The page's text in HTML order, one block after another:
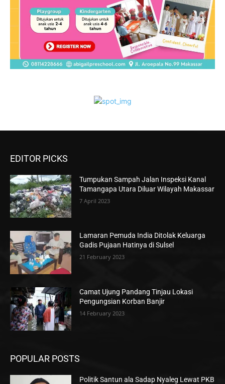
EDITOR PICKS
Tumpukan Sampah Jalan Inspeksi Kanal
Tamangapa Utara Diluar Wilayah Makassar
7 April 2023
Lamaran Pemuda India Ditolak Keluarga
Gadis Pujaan Hatinya di Sulsel
21 February 2023
Camat Ujung Pandang Tinjau Lokasi
Pengungsian Korban Banjir
14 February 2023
POPULAR POSTS
Politik Santun ala Sadap Nyaleg Lewat PKB